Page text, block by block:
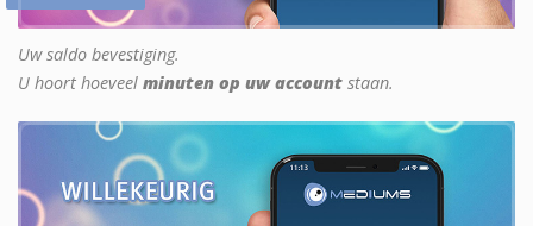
Uw saldo bevestiging.
U hoort hoeveel minuten op uw account staan.